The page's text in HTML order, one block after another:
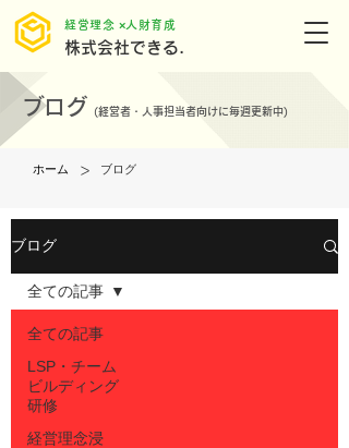
株式会社できる.
​経営理念 ×人財育成
ブログ (経営者・人事担当者向けに毎週更新中)
ホーム > ブログ
ブログ
全ての記事
LSP・チーム
ビルディング
研修
経営理念浸
全ての記事